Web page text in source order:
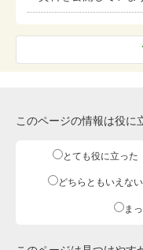
このページの情報は役に
とても役に立った
どちらともいえない
ま